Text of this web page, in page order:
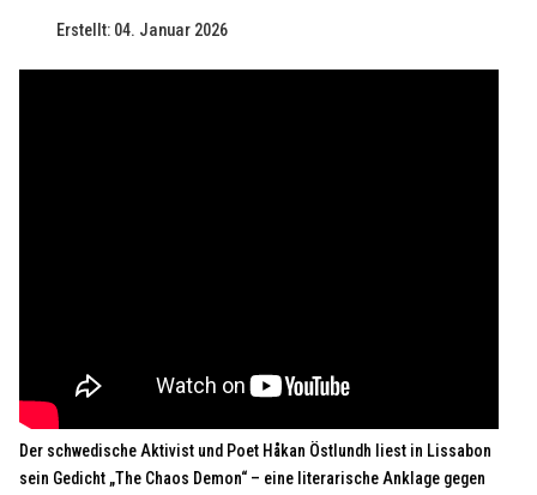
Erstellt: 04. Januar 2026
Der schwedische Aktivist und Poet Håkan Östlundh liest in Lissabon
sein Gedicht „The Chaos Demon“ – eine literarische Anklage gegen